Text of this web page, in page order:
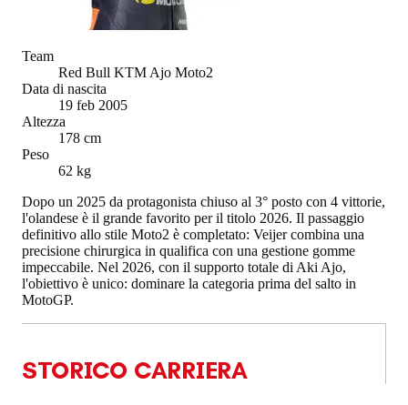
Team
Red Bull KTM Ajo Moto2
Data di nascita
19 feb 2005
Altezza
178 cm
Peso
62 kg
Dopo un 2025 da protagonista chiuso al 3° posto con 4 vittorie,
l'olandese è il grande favorito per il titolo 2026. Il passaggio
definitivo allo stile Moto2 è completato: Veijer combina una
precisione chirurgica in qualifica con una gestione gomme
impeccabile. Nel 2026, con il supporto totale di Aki Ajo,
l'obiettivo è unico: dominare la categoria prima del salto in
MotoGP.
STORICO CARRIERA